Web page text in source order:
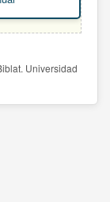
Universidad